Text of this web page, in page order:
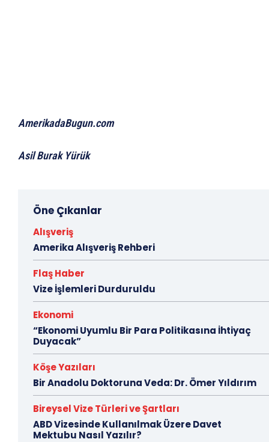
AmerikadaBugun.com
Asil Burak Yürük
Öne Çıkanlar
Alışveriş
Amerika Alışveriş Rehberi
Flaş Haber
Vize İşlemleri Durduruldu
Ekonomi
“Ekonomi Uyumlu Bir Para Politikasına İhtiyaç
Duyacak”
Köşe Yazıları
Bir Anadolu Doktoruna Veda: Dr. Ömer Yıldırım
Bireysel Vize Türleri ve Şartları
ABD Vizesinde Kullanılmak Üzere Davet
Mektubu Nasıl Yazılır?